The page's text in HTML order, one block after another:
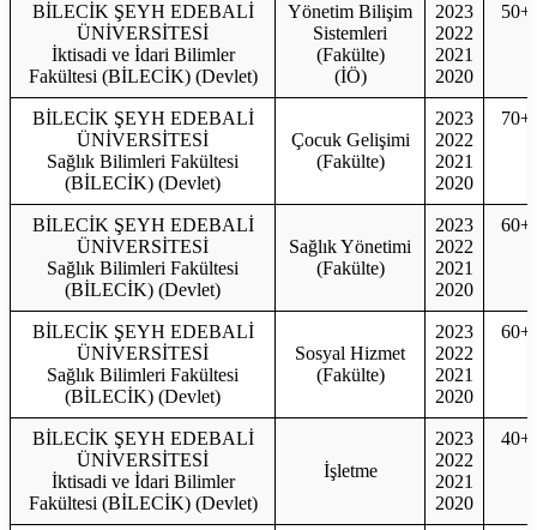
BİLECİK ŞEYH EDEBALİ
ÜNİVERSİTESİ
İktisadi ve İdari Bilimler
Fakültesi (BİLECİK) (Devlet)
Yönetim Bilişim
Sistemleri
(Fakülte)
(İÖ)
2023
2022
2021
2020
BİLECİK ŞEYH EDEBALİ
ÜNİVERSİTESİ
Sağlık Bilimleri Fakültesi
(BİLECİK) (Devlet)
Çocuk Gelişimi
(Fakülte)
2023
2022
2021
2020
BİLECİK ŞEYH EDEBALİ
ÜNİVERSİTESİ
Sağlık Bilimleri Fakültesi
(BİLECİK) (Devlet)
Sağlık Yönetimi
(Fakülte)
2023
2022
2021
2020
BİLECİK ŞEYH EDEBALİ
ÜNİVERSİTESİ
Sağlık Bilimleri Fakültesi
(BİLECİK) (Devlet)
Sosyal Hizmet
(Fakülte)
2023
2022
2021
2020
BİLECİK ŞEYH EDEBALİ
ÜNİVERSİTESİ
İktisadi ve İdari Bilimler
Fakültesi (BİLECİK) (Devlet)
İşletme
2023
2022
2021
2020